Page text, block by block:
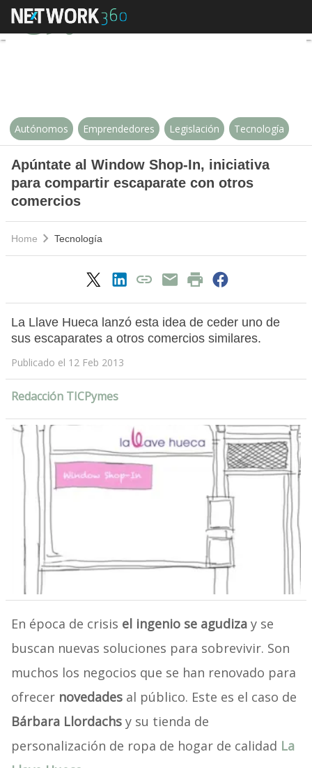
Apúntate al Window Shop-In,
Autónomos Emprendedores Legislación Tecnología
Apúntate al Window Shop-In, iniciativa
para compartir escaparate con otros
comercios
Home Tecnología
La Llave Hueca lanzó esta idea de ceder uno de
sus escaparates a otros comercios similares.
Publicado el 12 Feb 2013
Redacción TICPymes
En época de crisis el ingenio se agudizay se
buscan nuevas soluciones para sobrevivir. Son
muchos los negocios que se han renovado para
ofrecer novedadesal público. Este es el caso de
Bárbara Llordachsy su tienda de
personalización de ropa de hogar de calidad La